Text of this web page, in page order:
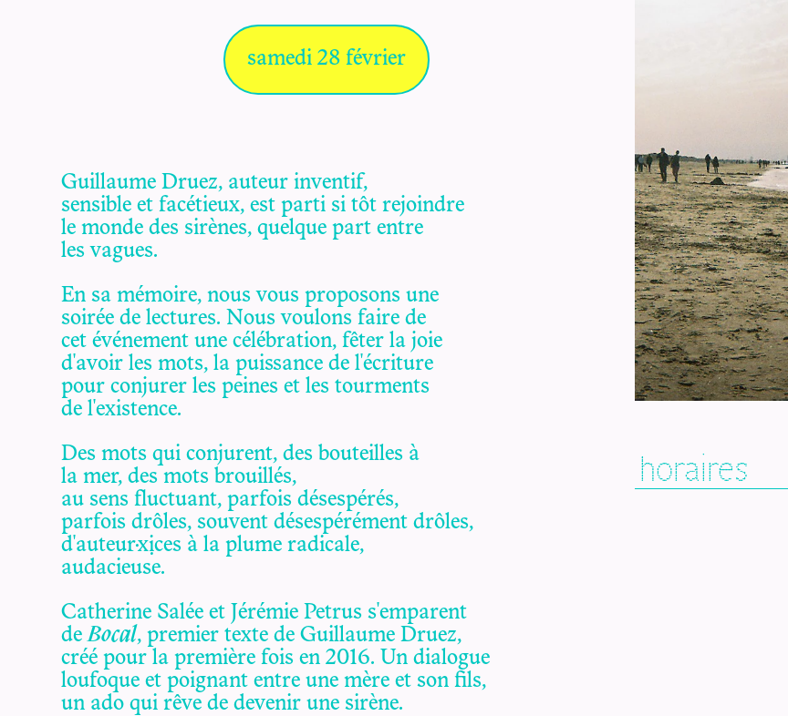
samedi 28 février
Guillaume Druez, auteur inventif,
sensible et facétieux, est parti si tôt rejoindre
le monde des sirènes, quelque part entre
les vagues.
En sa mémoire, nous vous proposons une
soirée de lectures. Nous voulons faire de
cet événement une célébration, fêter la joie
d'avoir les mots, la puissance de l'écriture
pour conjurer les peines et les tourments
de l'existence.
Des mots qui conjurent, des bouteilles à
la mer, des mots brouillés,
au sens fluctuant, parfois désespérés,
parfois drôles, souvent désespérément drôles,
d'auteur·x·ices à la plume radicale,
audacieuse.
Catherine Salée et Jérémie Petrus s'emparent
deBocal, premier texte de Guillaume Druez,
créé pour la première fois en 2016. Un dialogue
loufoque et poignant entre une mère et son fils,
un ado qui rêve de devenir une sirène.
horaires